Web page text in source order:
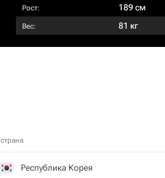
Рост: 189 см
Вес: 81 кг
страна
Республика Корея